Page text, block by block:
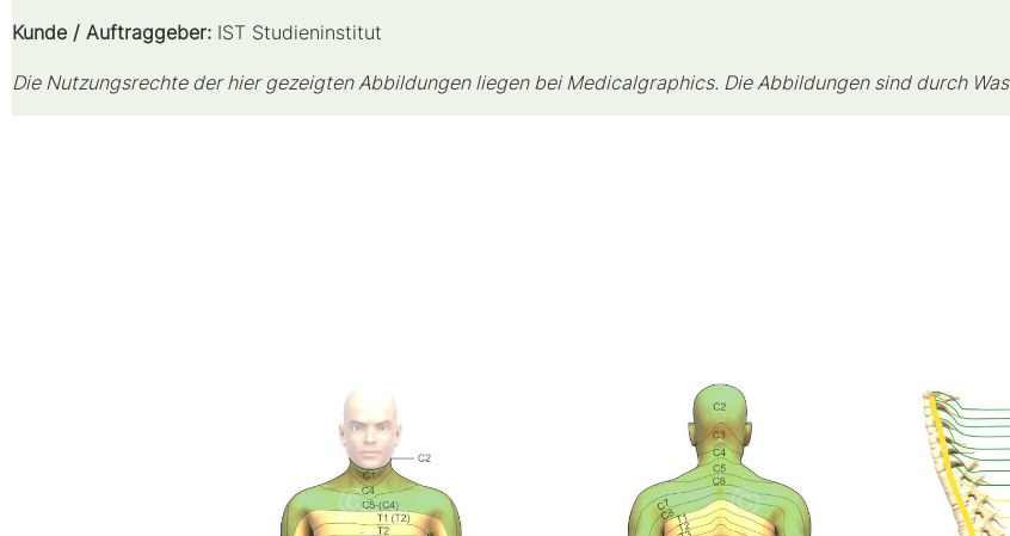
Kunde / Auftraggeber: IST Studieninstitut
Die Nutzungsrechte der hier gezeigten Abbildungen liegen bei Medicalgraphics. Die Abbildungen sind durch